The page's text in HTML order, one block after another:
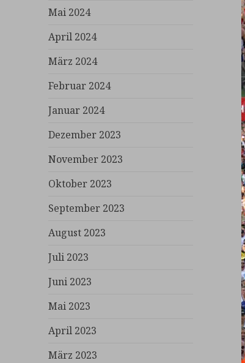
Mai 2024
April 2024
März 2024
Februar 2024
Januar 2024
Dezember 2023
November 2023
Oktober 2023
September 2023
August 2023
Juli 2023
Juni 2023
Mai 2023
April 2023
März 2023